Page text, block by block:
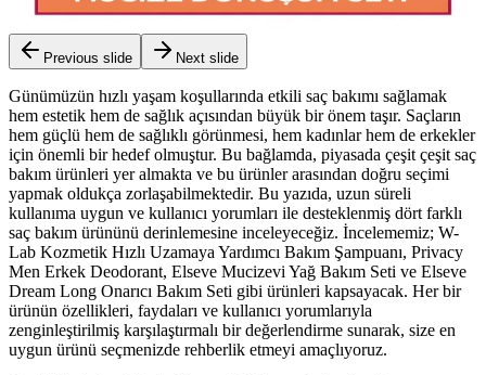
Previous slide Next slide
Günümüzün hızlı yaşam koşullarında etkili saç bakımı sağlamak
hem estetik hem de sağlık açısından büyük bir önem taşır. Saçların
hem güçlü hem de sağlıklı görünmesi, hem kadınlar hem de erkekler
için önemli bir hedef olmuştur. Bu bağlamda, piyasada çeşit çeşit saç
bakım ürünleri yer almakta ve bu ürünler arasından doğru seçimi
yapmak oldukça zorlaşabilmektedir. Bu yazıda, uzun süreli
kullanıma uygun ve kullanıcı yorumları ile desteklenmiş dört farklı
saç bakım ürününü derinlemesine inceleyeceğiz. İncelememiz; W-
Lab Kozmetik Hızlı Uzamaya Yardımcı Bakım Şampuanı, Privacy
Men Erkek Deodorant, Elseve Mucizevi Yağ Bakım Seti ve Elseve
Dream Long Onarıcı Bakım Seti gibi ürünleri kapsayacak. Her bir
ürünün özellikleri, faydaları ve kullanıcı yorumlarıyla
zenginleştirilmiş karşılaştırmalı bir değerlendirme sunarak, size en
uygun ürünü seçmenizde rehberlik etmeyi amaçlıyoruz.